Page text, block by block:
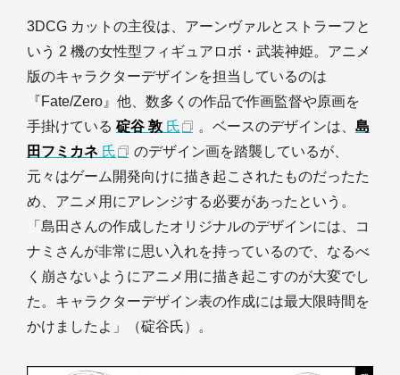
3DCG カットの主役は、アーンヴァルとストラーフと
いう 2 機の女性型フィギュアロボ・武装神姫。アニメ
版のキャラクターデザインを担当しているのは
『Fate/Zero』他、数多くの作品で作画監督や原画を
手掛けている 碇谷 敦 氏 。ベースのデザインは、 島
田フミカネ 氏
のデザイン画を踏襲しているが、
元々はゲーム開発向けに描き起こされたものだったた
め、アニメ用にアレンジする必要があったという。
「島田さんの作成したオリジナルのデザインには、コ
ナミさんが非常に思い入れを持っているので、なるべ
く崩さないようにアニメ用に描き起こすのが大変でし
た。キャラクターデザイン表の作成には最大限時間を
かけましたよ」（碇谷氏）。